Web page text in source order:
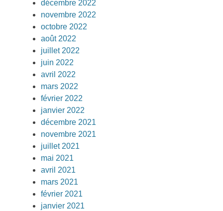
décembre 2022
novembre 2022
octobre 2022
août 2022
juillet 2022
juin 2022
avril 2022
mars 2022
février 2022
janvier 2022
décembre 2021
novembre 2021
juillet 2021
mai 2021
avril 2021
mars 2021
février 2021
janvier 2021